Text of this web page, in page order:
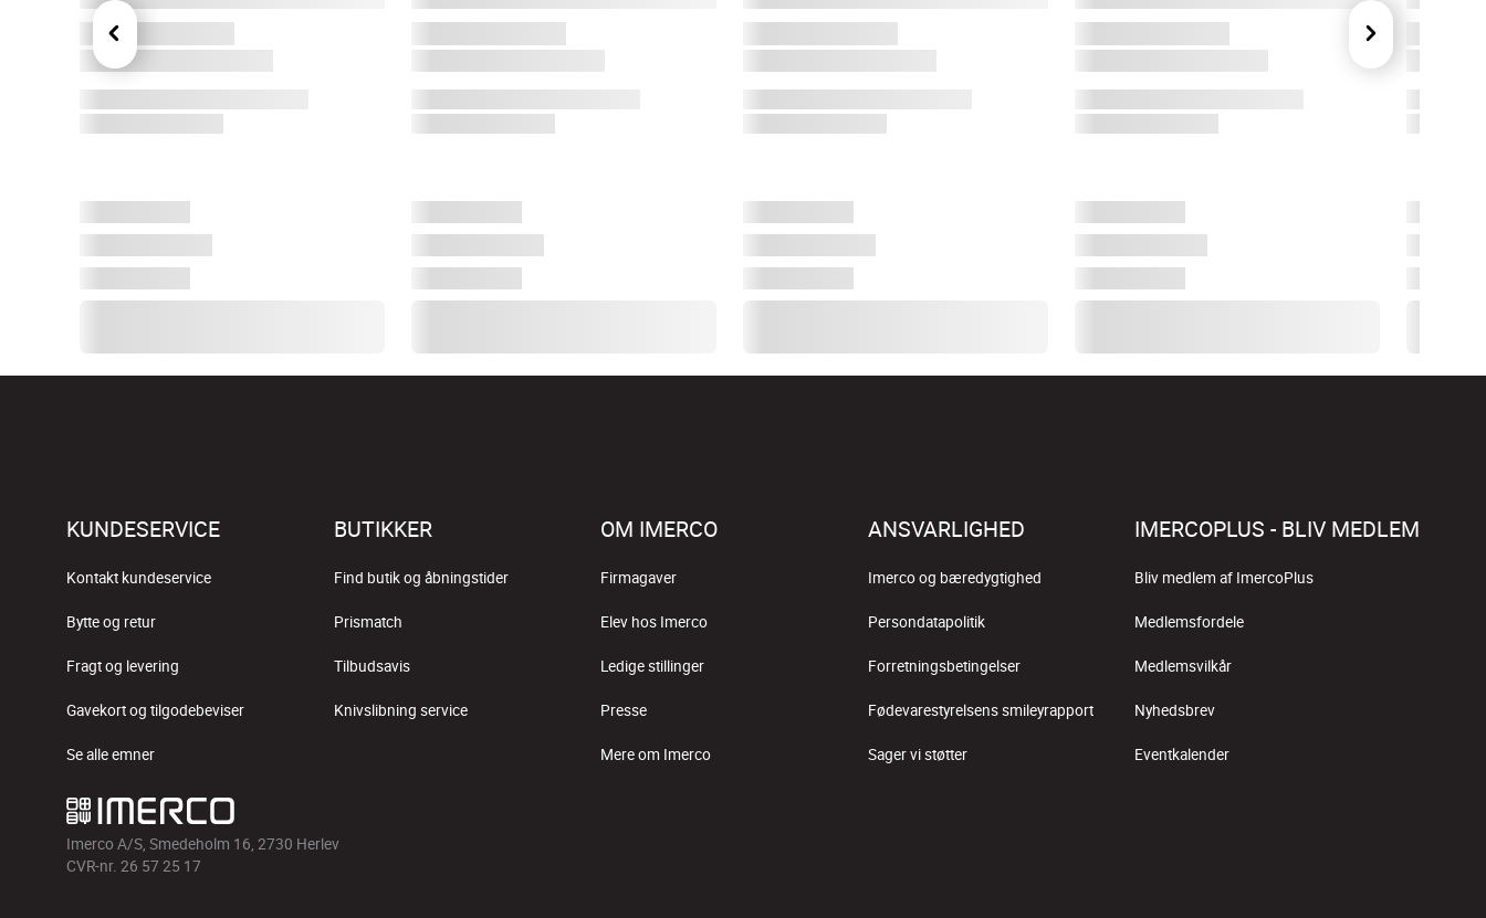
KUNDESERVICE
Kontakt kundeservice
Bytte og retur
Fragt og levering
Gavekort og tilgodebeviser
Se alle emner
BUTIKKER
Find butik og åbningstider
Prismatch
Tilbudsavis
Knivslibning service
OM IMERCO
Firmagaver
Elev hos Imerco
Ledige stillinger
Presse
Mere om Imerco
ANSVARLIGHED
Imerco og bæredygtighed
Persondatapolitik
Forretningsbetingelser
Fødevarestyrelsens smileyrapport
Sager vi støtter
IMERCOPLUS - BLIV MEDLEM
Bliv medlem af ImercoPlus
Medlemsfordele
Medlemsvilkår
Nyhedsbrev
Eventkalender
Imerco A/S, Smedeholm 16, 2730 Herlev
CVR-nr. 26 57 25 17